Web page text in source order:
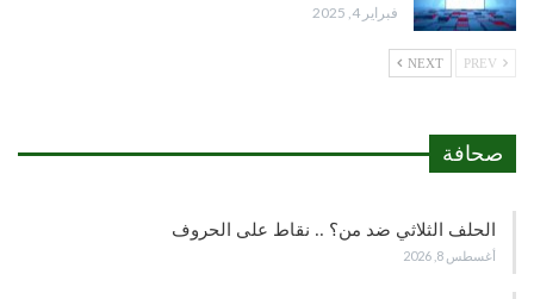
فبراير 4, 2025
NEXT
صحافة
الحلف الثلاثي ضد من؟ .. نقاط على الحروف
أغسطس 8, 2026